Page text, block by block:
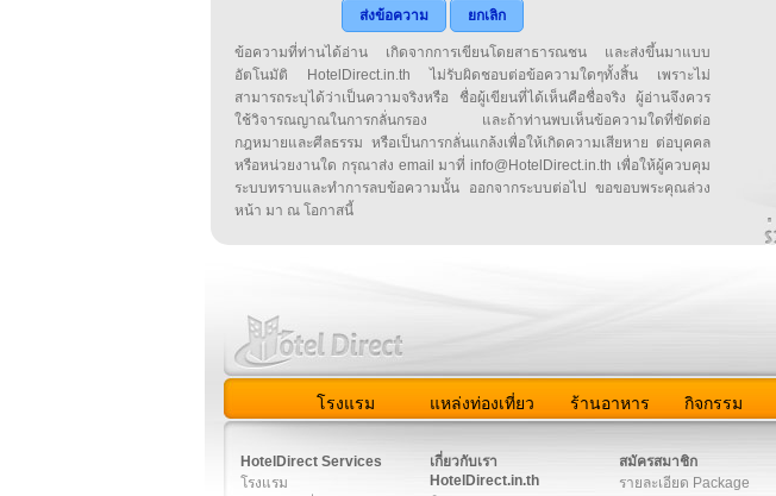
ส่งข้อความ
ยกเลิก
ข้อความที่ท่านได้อ่าน เกิดจากการเขียนโดยสาธารณชน และส่งขึ้นมาแบบ
อัตโนมัติ HotelDirect.in.th ไม่รับผิดชอบต่อข้อความใดๆทั้งสิ้น เพราะไม่
สามารถระบุได้ว่าเป็นความจริงหรือ ชื่อผู้เขียนที่ได้เห็นคือชื่อจริง ผู้อ่านจึงควร
ใช้วิจารณญาณในการกลั่นกรอง และถ้าท่านพบเห็นข้อความใดที่ขัดต่อ
กฎหมายและศีลธรรม หรือเป็นการกลั่นแกล้งเพื่อให้เกิดความเสียหาย ต่อบุคคล
หรือหน่วยงานใด กรุณาส่ง email มาที่ info@HotelDirect.in.th เพื่อให้ผู้ควบคุม
ระบบทราบและทำการลบข้อความนั้น ออกจากระบบต่อไป ขอขอบพระคุณล่วง
หน้า มา ณ โอกาสนี้
โรงแรม แหล่งท่องเที่ยว ร้านอาหาร กิจกรรม
HotelDirect Services
โรงแรม
เกี่ยวกับเรา
HotelDirect.in.th
สมัครสมาชิก
รายละเอียด Package